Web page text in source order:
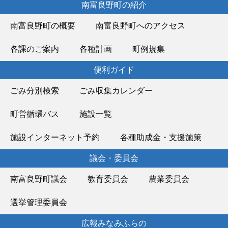
南富良野町の紹介
南富良野町の概要 南富良野町へのアクセス
各課のご案内 各種計画 町例規集
便利ガイド
ごみ分別検索 ごみ収集カレンダー
町営循環バス 施設一覧
施設インターネット予約 各種助成金・支援施策
議会・委員会
南富良野町議会 教育委員会 農業委員会
選挙管理委員会
広報みなみふらの